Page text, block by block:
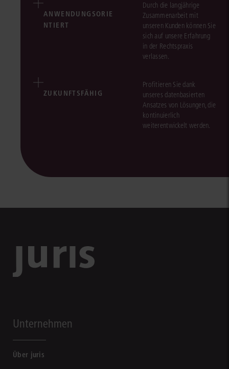
ANWENDUNGSORIE
NTIERT
Durch die langjährige
Zusammenarbeit mit
unseren Kunden können Sie
sich auf unsere Erfahrung
in der Rechtspraxis
verlassen.
ZUKUNFTSFÄHIG
Profitieren Sie dank
unseres datenbasierten
Ansatzes von Lösungen, die
kontinuierlich
weiterentwickelt werden.
Unternehmen
Über juris